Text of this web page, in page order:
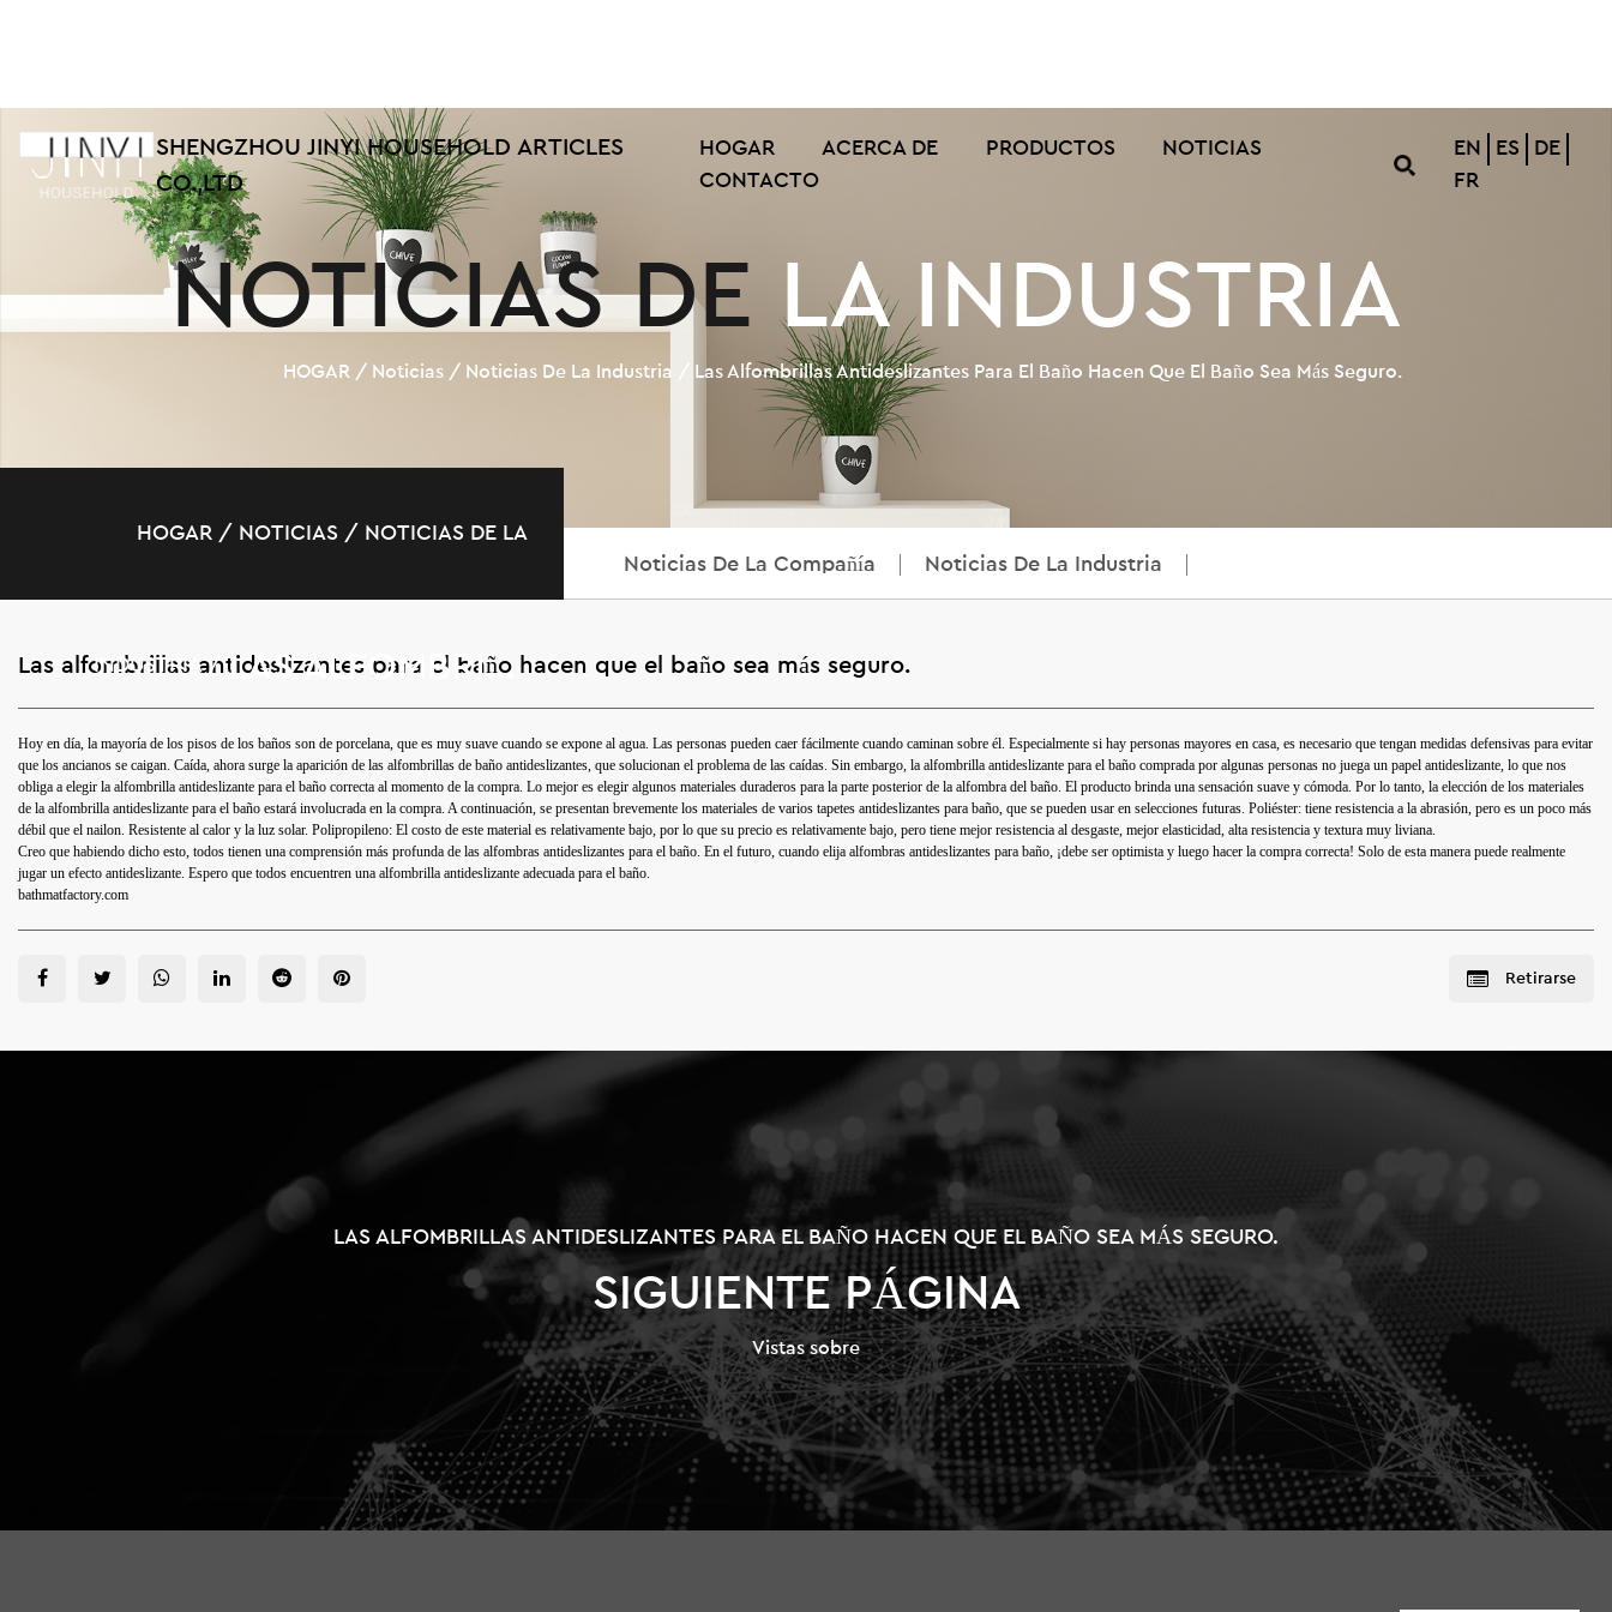
SHENGZHOU JINYI HOUSEHOLD ARTICLES
CO.,LTD
HOGAR ACERCA DE PRODUCTOS
NOTICIAS
CONTACTO
EN ES
DE
FR
NOTICIAS DE LA INDUSTRIA
HOGAR / Noticias / Noticias De La Industria / Las Alfombrillas Antideslizantes Para El Baño Hacen Que El Baño Sea Más Seguro.
HOGAR / NOTICIAS / NOTICIAS DE LA
INDUSTRIA/ LAS ALFOMBRILLAS ANTIDESLIZANTES PARA EL BAÑO HACEN QUE EL BAÑO SEA MÁS SEGURO.
Noticias De La Compañía Noticias De La Industria
Las alfombrillas antideslizantes para el baño hacen que el baño sea más seguro.
Hoy en día, la mayoría de los pisos de los baños son de porcelana, que es muy suave cuando se expone al agua. Las personas pueden caer fácilmente cuando caminan sobre él. Especialmente si hay personas mayores en casa, es necesario que tengan medidas defensivas para evitar
que los ancianos se caigan. Caída, ahora surge la aparición de las alfombrillas de baño antideslizantes, que solucionan el problema de las caídas. Sin embargo, la alfombrilla antideslizante para el baño comprada por algunas personas no juega un papel antideslizante, lo que nos
obliga a elegir la alfombrilla antideslizante para el baño correcta al momento de la compra. Lo mejor es elegir algunos materiales duraderos para la parte posterior de la alfombra del baño. El producto brinda una sensación suave y cómoda. Por lo tanto, la elección de los materiales
de la alfombrilla antideslizante para el baño estará involucrada en la compra. A continuación, se presentan brevemente los materiales de varios tapetes antideslizantes para baño, que se pueden usar en selecciones futuras. Poliéster: tiene resistencia a la abrasión, pero es un poco más
débil que el nailon. Resistente al calor y la luz solar. Polipropileno: El costo de este material es relativamente bajo, por lo que su precio es relativamente bajo, pero tiene mejor resistencia al desgaste, mejor elasticidad, alta resistencia y textura muy liviana.
Creo que habiendo dicho esto, todos tienen una comprensión más profunda de las alfombras antideslizantes para el baño. En el futuro, cuando elija alfombras antideslizantes para baño, ¡debe ser optimista y luego hacer la compra correcta! Solo de esta manera puede realmente
jugar un efecto antideslizante. Espero que todos encuentren una alfombrilla antideslizante adecuada para el baño.
bathmatfactory.com
Retirarse
LAS ALFOMBRILLAS ANTIDESLIZANTES PARA EL BAÑO HACEN QUE EL BAÑO SEA MÁS SEGURO.
SIGUIENTE PÁGINA
Vistas sobre